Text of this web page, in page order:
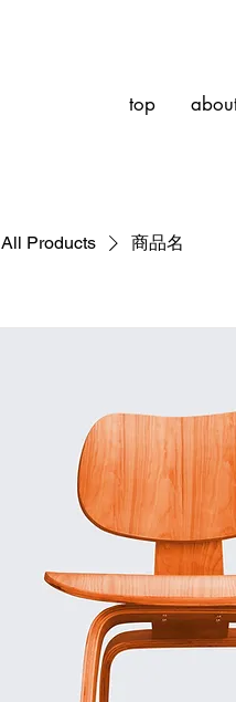
top
All Products 商品名